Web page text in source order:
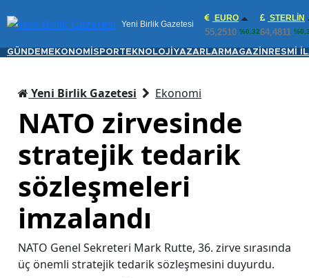
Yeni Birlik Gazetesi
EURO
55,2510 %0.32
STERLIN
64,4811
GÜNDEM EKONOMİ SPORTEKNOLOJİ YAZARLAR MAGAZİN RESMİ
Yeni Birlik Gazetesi Ekonomi
NATO zirvesinde
stratejik tedarik
sözleşmeleri
imzalandı
NATO Genel Sekreteri Mark Rutte, 36. zirve sırasında
üç önemli stratejik tedarik sözleşmesini duyurdu.